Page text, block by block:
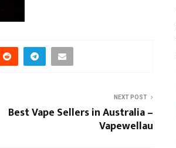
NEXT POST
Best Vape Sellers in Australia –
Vapewellau